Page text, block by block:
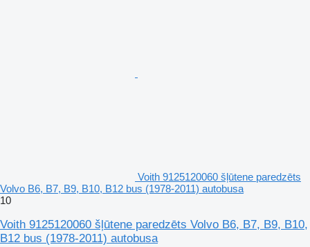
Voith 9125120060 šļūtene paredzēts
Volvo B6, B7, B9, B10, B12 bus (1978-2011) autobusa
10
Voith 9125120060 šļūtene paredzēts Volvo B6, B7, B9, B10,
B12 bus (1978-2011) autobusa